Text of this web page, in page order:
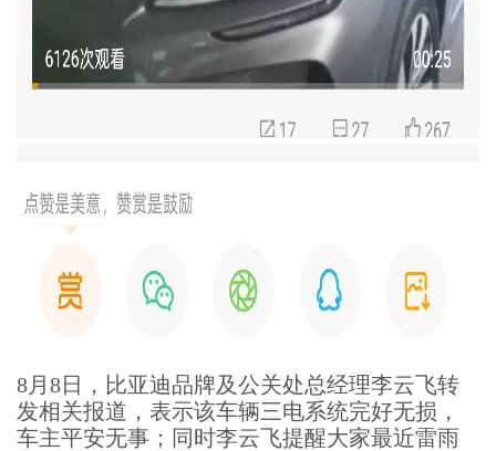
8月8日，比亚迪品牌及公关处总经理李云飞转
发相关报道，表示该车辆三电系统完好无损，
车主平安无事；同时李云飞提醒大家最近雷雨